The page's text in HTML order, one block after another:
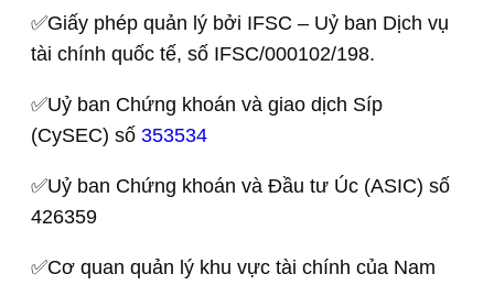
✅Giấy phép quản lý bởi IFSC – Uỷ ban Dịch vụ
tài chính quốc tế, số IFSC/000102/198.
✅Uỷ ban Chứng khoán và giao dịch Síp
(CySEC) số 353534
✅Uỷ ban Chứng khoán và Đầu tư Úc (ASIC) số
426359
✅Cơ quan quản lý khu vực tài chính của Nam